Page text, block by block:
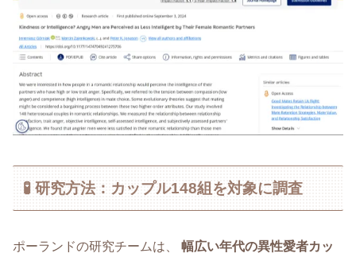
🧪 研究方法：カップル148組を対象に調査
ポーランドの研究チームは、 幅広い年代の異性愛者カッ